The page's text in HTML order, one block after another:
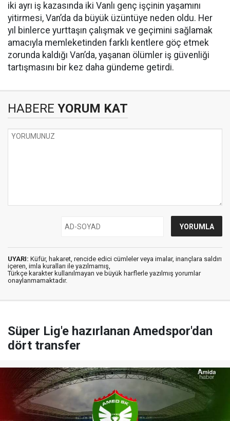
iki ayrı iş kazasında iki Vanlı genç işçinin yaşamını
yitirmesi, Van’da da büyük üzüntüye neden oldu. Her
yıl binlerce yurttaşın çalışmak ve geçimini sağlamak
amacıyla memleketinden farklı kentlere göç etmek
zorunda kaldığı Van’da, yaşanan ölümler iş güvenliği
tartışmasını bir kez daha gündeme getirdi.
HABERE YORUM KAT
UYARI: Küfür, hakaret, rencide edici cümleler veya imalar, inançlara saldırı
içeren, imla kuralları ile yazılmamış,
Türkçe karakter kullanılmayan ve büyük harflerle yazılmış yorumlar
onaylanmamaktadır.
Süper Lig'e hazırlanan Amedspor'dan
dört transfer